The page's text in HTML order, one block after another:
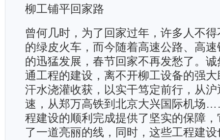
柳工铺平回家路
曾何几时，为了回家过年，许多人不
的绿皮火车，而今随着高速公路、高
的迅猛发展，春节回家不再发愁了。
通工程的建设，离不开柳工设备的强
汗水浇灌收获，以实干笃定前行，从
速，从郑万高铁到北京大兴国际机场
程建设的顺利完成提供了坚实的保障
了一道亮丽的线，同时，这些工程建